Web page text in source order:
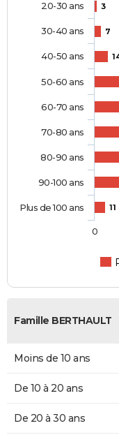
3
7
11
20-30 ans
30-40 ans
40-50 ans
50-60 ans
60-70 ans
70-80 ans
80-90 ans
90-100 ans
Plus de 100 ans
0
Famille BERTHAULT
Moins de 10 ans
De 10 à 20 ans
De 20 à 30 ans